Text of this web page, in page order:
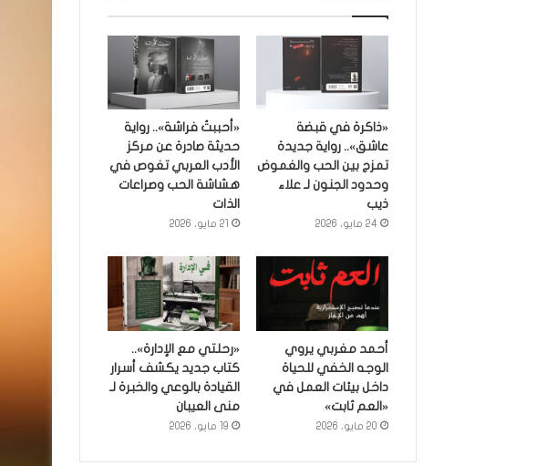
«ذاكرة في قبضة
عاشق».. رواية جديدة
تمزج بين الحب والغموض
وحدود الجنون لـ علاء
ذيب
24 مايو، 2026
«أحببتُ فراشة».. رواية
حديثة صادرة عن مركز
الأدب العربي تغوص في
هشاشة الحب وصراعات
الذات
21 مايو، 2026
أحمد مغربي يروي
الوجه الخفي للحياة
داخل بيئات العمل في
«العم ثابت»
20 مايو، 2026
«رحلتي مع الإدارة»..
كتاب جديد يكشف أسرار
القيادة بالوعي والخبرة لـ
منى العيبان
19 مايو، 2026